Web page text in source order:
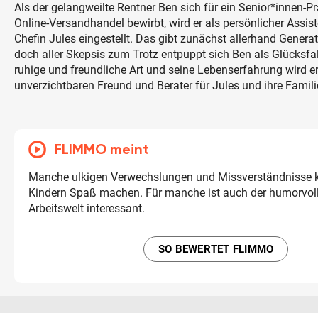
Als der gelangweilte Rentner Ben sich für ein Senior*innen-
Online-Versandhandel bewirbt, wird er als persönlicher
Chefin Jules eingestellt. Das gibt zunächst allerhand
doch aller Skepsis zum Trotz entpuppt sich Ben als
ruhige und freundliche Art und seine Lebenserfahrung wird
unverzichtbaren Freund und Berater für Jules und ihre
FLIMMO meint
Manche ulkigen Verwechslungen und Missverständnisse
Kindern Spaß machen. Für manche ist auch der
Arbeitswelt interessant.
SO BEWERTET FLIMMO